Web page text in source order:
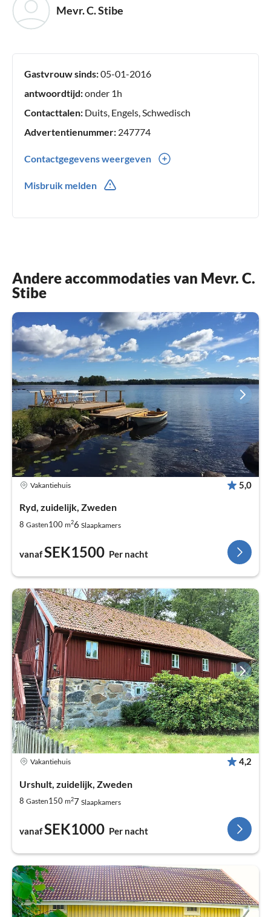
Mevr. C. Stibe
Gastvrouw sinds:05-01-2016
antwoordtijd:onder 1h
Contacttalen: Duits, Engels, Schwedisch
Advertentienummer: 247774
Contactgegevens weergeven
Misbruik melden
Andere accommodaties van Mevr. C.
Stibe
Vakantiehuis 5,0
Ryd, zuidelijk, Zweden
8 Gasten100 m26 Slaapkamers
vanafSEK1500 Per nacht
Vakantiehuis 4,2
Urshult, zuidelijk, Zweden
8 Gasten150 m27 Slaapkamers
vanafSEK1000 Per nacht